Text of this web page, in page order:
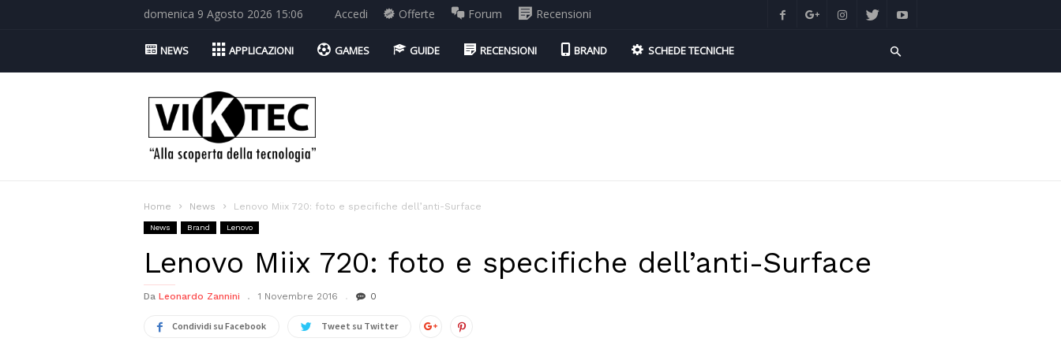
domenica 9 Agosto 2026 15:06 Accedi Offerte Forum Recensioni
NEWS APPLICAZIONI GAMES GUIDE RECENSIONI BRAND SCHEDE TECNICHE
Viktec.net
Home News Lenovo Miix 720: foto e specifiche dell’anti-Surface
News Brand Lenovo
Lenovo Miix 720: foto e specifiche dell’anti-Surface
Da Leonardo Zannini 1 Novembre 2016 0
Condividi su Facebook Tweet su Twitter